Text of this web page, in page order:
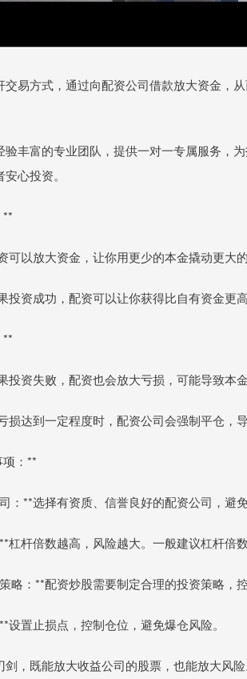
交易方式，通过向配资公司借款放大资金，
验丰富的专业团队，提供一对一专属服务，
心投资。
可以放大资金，让你用更少的本金撬动更大
投资成功，配资可以让你获得比自有资金更高
投资失败，配资也会放大亏损，可能导致本金
损达到一定程度时，配资公司会强制平仓，
：**
：**选择有资质、信誉良好的配资公司，避免
杠杆倍数越高，风险越大。一般建议杠杆倍数
略：**配资炒股需要制定合理的投资策略，
设置止损点，控制仓位，避免爆仓风险。
剑，既能放大收益公司的股票，也能放大风